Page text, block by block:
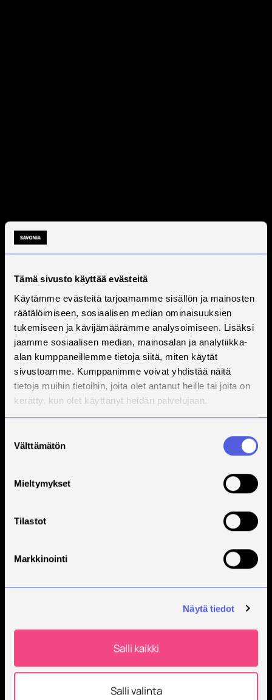
Tämä sivusto käyttää evästeitä
Käytämme evästeitä tarjoamamme sisällön ja mainosten
räätälöimiseen, sosiaalisen median ominaisuuksien
tukemiseen ja kävijämäärämme analysoimiseen. Lisäksi
jaamme sosiaalisen median, mainosalan ja analytiikka-
alan kumppaneillemme tietoja siitä, miten käytät
sivustoamme. Kumppanimme voivat yhdistää näitä
tietoja muihin tietoihin, joita olet antanut heille tai joita on
kerätty, kun olet käyttänyt heidän palvelujaan.
valinta
Välttämätön
Mieltymykset
Tilastot
Markkinointi
Näytä tiedot
Salli kaikki
Salli valinta